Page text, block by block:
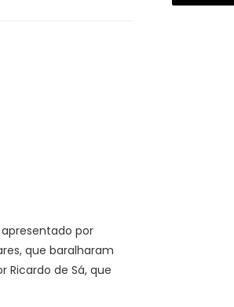
apresentado por
que baralharam
de Sá, que